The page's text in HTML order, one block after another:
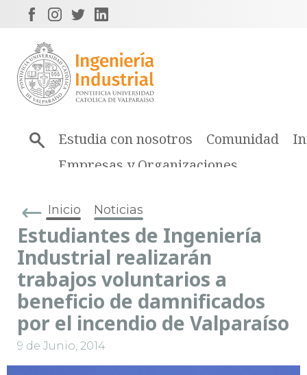
Estudia con nosotros Comunidad
Empresas y Organizaciones
Inicio Noticias
Estudiantes de Ingeniería
Industrial realizarán
trabajos voluntarios a
beneficio de damnificados
por el incendio de Valparaíso
9 de Junio, 2014